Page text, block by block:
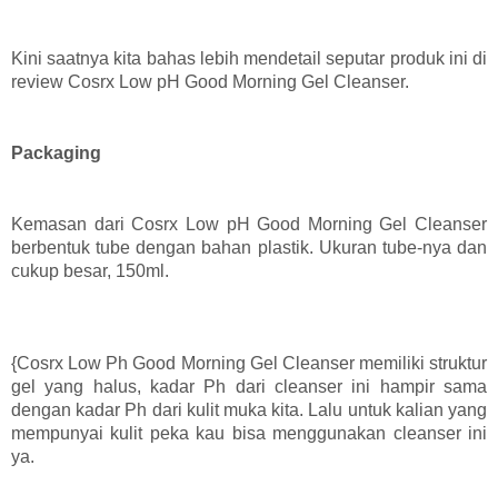
Kini saatnya kita bahas lebih mendetail seputar produk ini di
review Cosrx Low pH Good Morning Gel Cleanser.
Packaging
Kemasan dari Cosrx Low pH Good Morning Gel Cleanser
berbentuk tube dengan bahan plastik. Ukuran tube-nya dan
cukup besar, 150ml.
{Cosrx Low Ph Good Morning Gel Cleanser memiliki struktur
gel yang halus, kadar Ph dari cleanser ini hampir sama
dengan kadar Ph dari kulit muka kita. Lalu untuk kalian yang
mempunyai kulit peka kau bisa menggunakan cleanser ini
ya.